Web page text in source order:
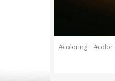
#coloring #color